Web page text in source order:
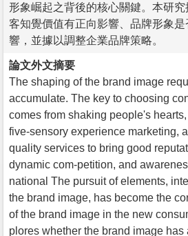
形象崛起之背後的核心關鍵。本研
客知覺價值有正向影響、品牌形象
響，並據以調整企業品牌策略。
論文外文摘要
The shaping of the brand image
accumulate. The key to choosing
comes from shaking people's
five-sensory experience marketing,
quality services to bring good
dynamic com-petition, and
national The pursuit of elements,
the brand image, has become the
of the brand image in the new
plores whether the brand image has